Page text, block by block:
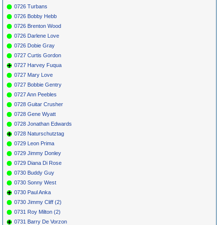
0726 Turbans
0726 Bobby Hebb
0726 Brenton Wood
0726 Darlene Love
0726 Dobie Gray
0727 Curtis Gordon
0727 Harvey Fuqua
0727 Mary Love
0727 Bobbie Gentry
0727 Ann Peebles
0728 Guitar Crusher
0728 Gene Wyatt
0728 Jonathan Edwards
0728 Naturschutztag
0729 Leon Prima
0729 Jimmy Donley
0729 Diana Di Rose
0730 Buddy Guy
0730 Sonny West
0730 Paul Anka
0730 Jimmy Cliff (2)
0731 Roy Milton (2)
0731 Barry De Vorzon